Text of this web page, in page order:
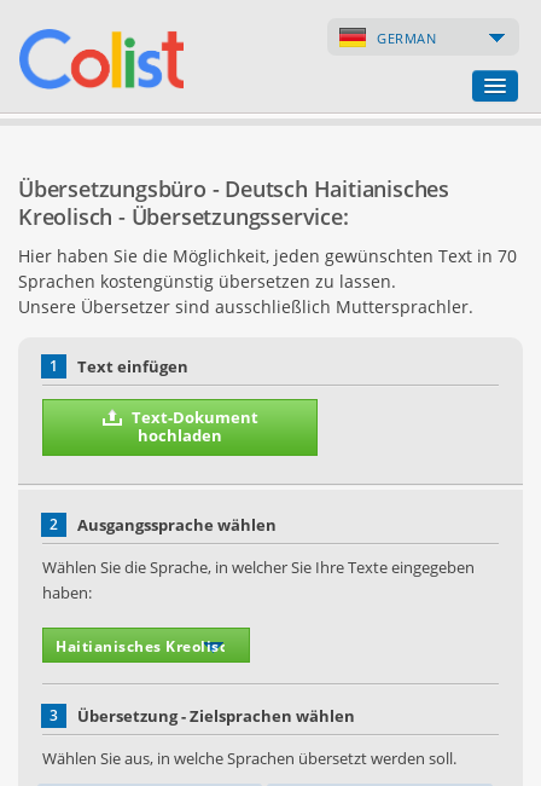
GERMAN
Firmenverzeichnis
Webseiten
Internet-Shops
Übersetzungsbüro - Deutsch Haitianisches
Kreolisch - Übersetzungsservice:
Hier haben Sie die Möglichkeit, jeden gewünschten Text in 70
Sprachen kostengünstig übersetzen zu lassen.
Unsere Übersetzer sind ausschließlich Muttersprachler.
1 Text einfügen
Text-Dokument
hochladen
2
Ausgangssprache wählen
Wählen Sie die Sprache, in welcher Sie Ihre Texte eingegeben
haben:
3
Übersetzung - Zielsprachen wählen
Wählen Sie aus, in welche Sprachen übersetzt werden soll.